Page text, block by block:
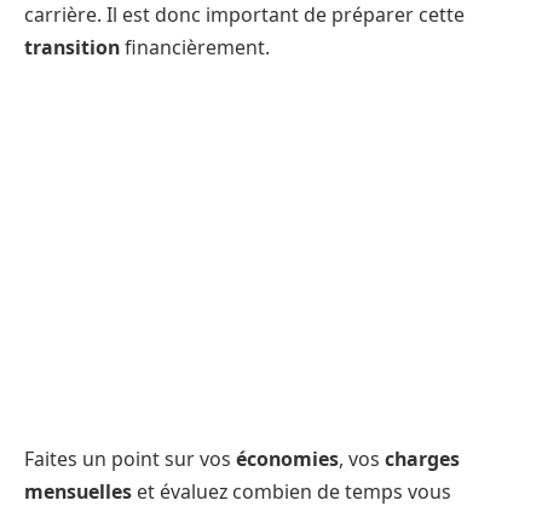
carrière. Il est donc important de préparer cette
transitionfinancièrement.
Faites un point sur vos économies, vos charges
mensuelles et évaluez combien de temps vous